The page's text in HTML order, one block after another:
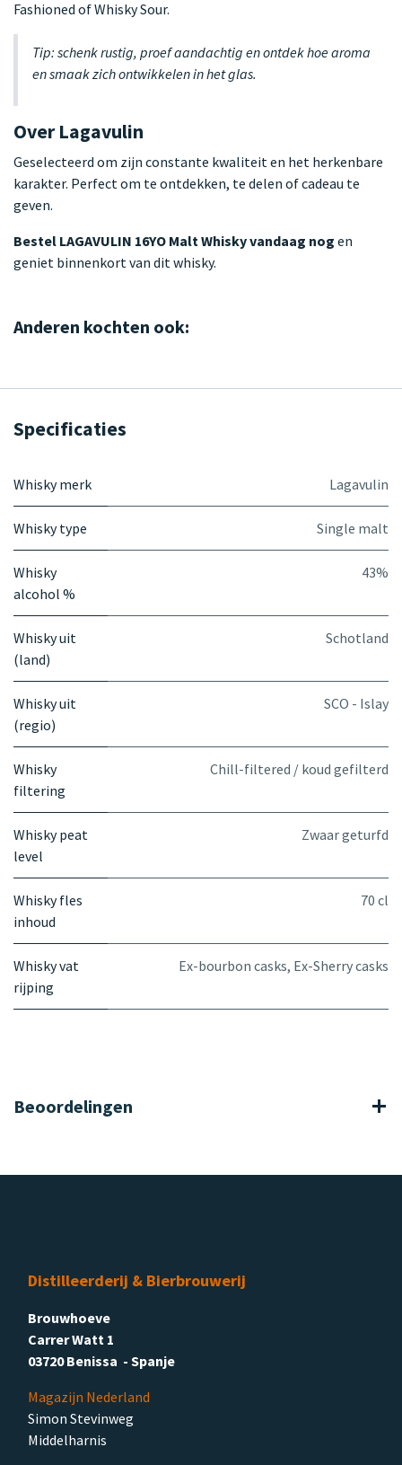
Fashioned of Whisky Sour.
Tip: schenk rustig, proef aandachtig en ontdek hoe aroma
en smaak zich ontwikkelen in het glas.
Over Lagavulin
Geselecteerd om zijn constante kwaliteit en het herkenbare
karakter. Perfect om te ontdekken, te delen of cadeau te
geven.
Bestel LAGAVULIN 16YO Malt Whisky vandaag nog en
geniet binnenkort van dit whisky.
Anderen kochten ook:
Specificaties
Whisky merk Lagavulin
Whisky type Single malt
Whisky
alcohol %
43%
Whisky uit
(land)
Schotland
Whisky uit
(regio)
SCO - Islay
Whisky
filtering
Chill-filtered / koud gefilterd
Whisky peat
level
Zwaar geturfd
Whisky fles
inhoud
70 cl
Whisky vat
rijping
Ex-bourbon casks, Ex-Sherry casks
Beoordelingen
Distilleerderij & Bierbrouwerij
Brouwhoeve
Carrer Watt 1
03720 Benissa - Spanje
Magazijn Nederland
Simon Stevinweg
Middelharnis